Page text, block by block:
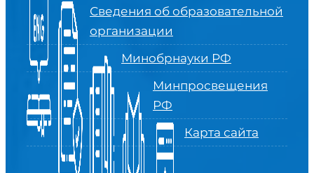
Сведения об образовательной
организации
Минобрнауки РФ
Минпросвещения
РФ
Карта сайта